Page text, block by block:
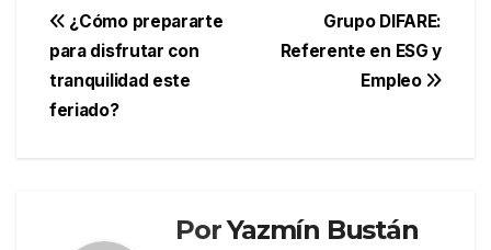
Navegación
de
entradas
Grupo DIFARE:
Referente en ESG y
Empleo
¿Cómo prepararte
para disfrutar con
tranquilidad este
feriado?
PorYazmín Bustán